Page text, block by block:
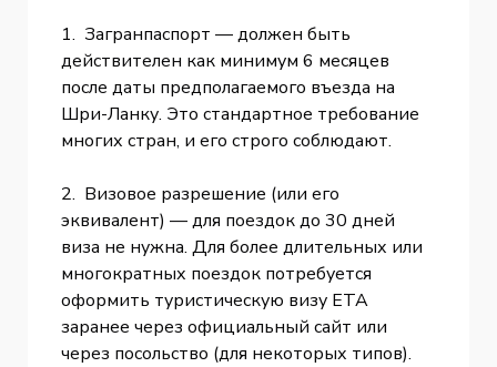
1. Загранпаспорт — должен быть
действителен как минимум 6 месяцев
после даты предполагаемого въезда на
Шри-Ланку. Это стандартное требование
многих стран, и его строго соблюдают.
2. Визовое разрешение (или его
эквивалент) — для поездок до 30 дней
виза не нужна. Для более длительных или
многократных поездок потребуется
оформить туристическую визу ETA
заранее через официальный сайт или
через посольство (для некоторых типов).